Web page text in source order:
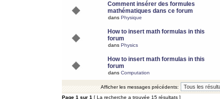
Comment insérer des formules
mathématiques dans ce forum
dans Physique
How to insert math formulas in this
forum
dans Physics
How to insert math formulas in this
forum
dans Computation
Afficher les messages précédents:
Page 1 sur 1 [ La recherche a trouvée 15 résultats ]